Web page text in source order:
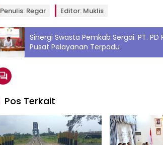
Penulis: Regar Editor: Muklis
Sinergi Swasta Pemkab Sergai: PT.
Pusat Pelayanan Terpadu
Pos Terkait